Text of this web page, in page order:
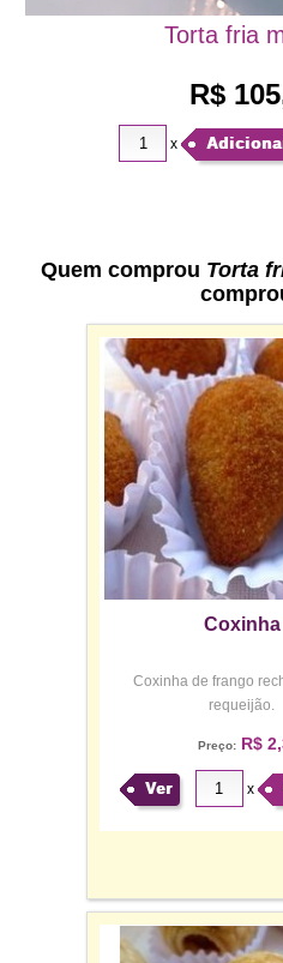
Torta fria
R$
x
Quem comprou Torta
Coxinha
Coxinha de frango
requeijão.
Preço:R$
Ver x